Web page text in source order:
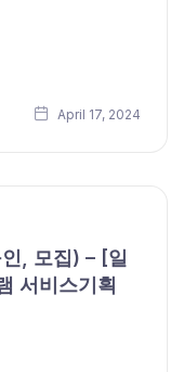
April 17, 2024
, 모집) – [일
서비스기획